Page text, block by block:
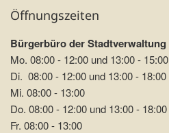
Öffnungszeiten
Bürgerbüro der Stadtverwaltung
Mo. 08:00 - 12:00 und 13:00 - 15:00
Di. 08:00 - 12:00 und 13:00 - 18:00
Mi. 08:00 - 13:00
Do. 08:00 - 12:00 und 13:00 - 18:00
Fr. 08:00 - 13:00